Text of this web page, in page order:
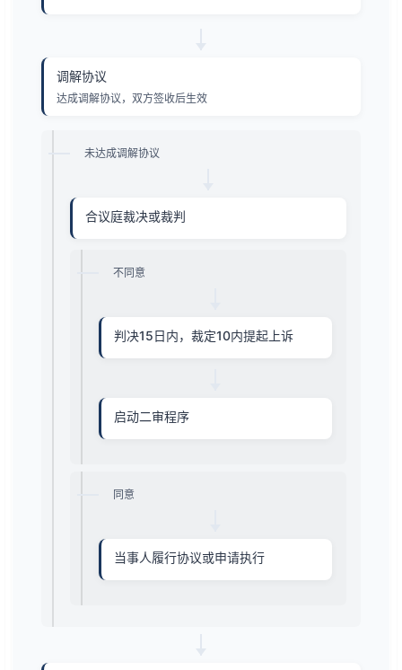
调解协议
达成调解协议，双方签收后生效
未达成调解协议
合议庭裁决或裁判
不同意
判决15日内，裁定10内提起上诉
启动二审程序
同意
当事人履行协议或申请执行